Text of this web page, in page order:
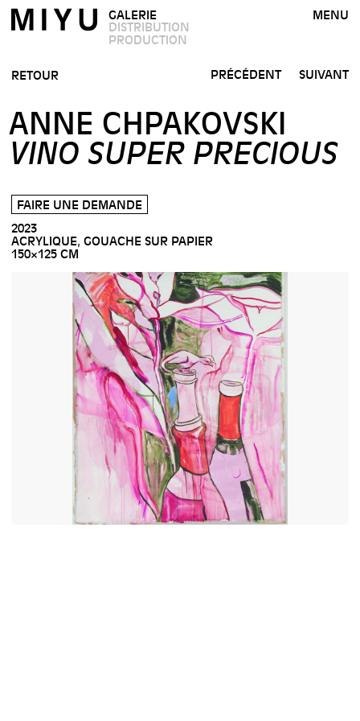
GALERIE
DISTRIBUTION
PRODUCTION
MENU
RETOUR
ANNE CHPAKOVSKI
VINO SUPER PRECIOUS
FAIRE UNE DEMANDE
2023
ACRYLIQUE, GOUACHE SUR PAPIER
150×125 CM
PRÉCÉDENT SUIVANT